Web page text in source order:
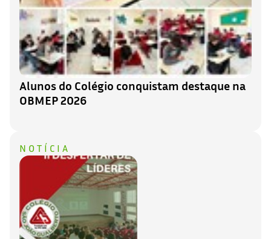
Alunos do Colégio conquistam destaque na
OBMEP 2026
NOTÍCIA